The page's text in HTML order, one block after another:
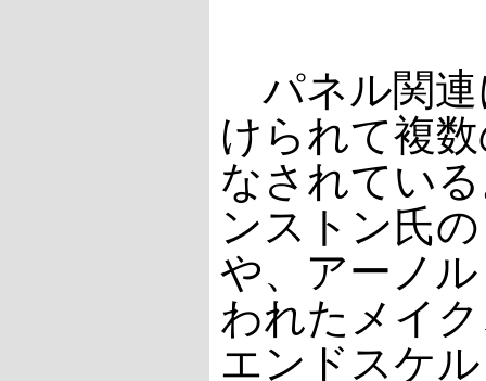
パネル関連
けられて複
なされてい
ンストン氏
や、アーノ
われたメイ
エンドスケ